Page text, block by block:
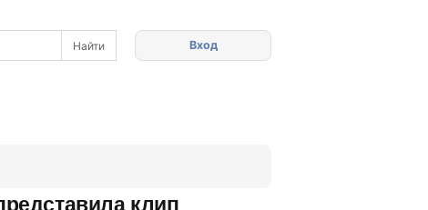
Вход
клип